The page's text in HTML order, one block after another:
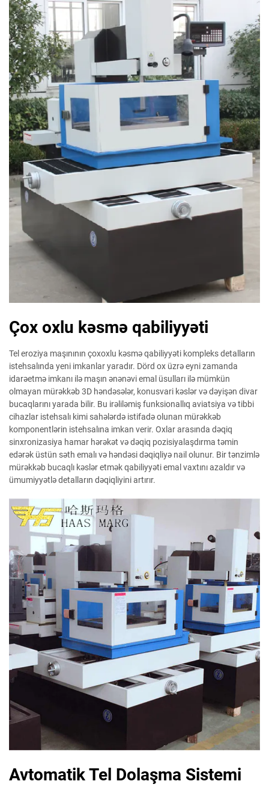
Çox oxlu kəsmə qabiliyyəti
Tel eroziya maşınının çoxoxlu kəsmə qabiliyyəti kompleks detalların
istehsalında yeni imkanlar yaradır. Dörd ox üzrə eyni zamanda
idarəetmə imkanı ilə maşın ənənəvi emal üsulları ilə mümkün
olmayan mürəkkəb 3D həndəsələr, konusvari kəslər və dəyişən divar
bucaqlarını yarada bilir. Bu irəliləmiş funksionallıq aviatsiya və tibbi
cihazlar istehsalı kimi sahələrdə istifadə olunan mürəkkəb
komponentlərin istehsalına imkan verir. Oxlar arasında dəqiq
sinxronizasiya hamar hərəkət və dəqiq pozisiyalaşdırma təmin
edərək üstün səth emalı və həndəsi dəqiqliyə nail olunur. Bir tənzimlə
mürəkkəb bucaqlı kəslər etmək qabiliyyəti emal vaxtını azaldır və
ümumiyyətlə detalların dəqiqliyini artırır.
Avtomatik Tel Dolaşma Sistemi